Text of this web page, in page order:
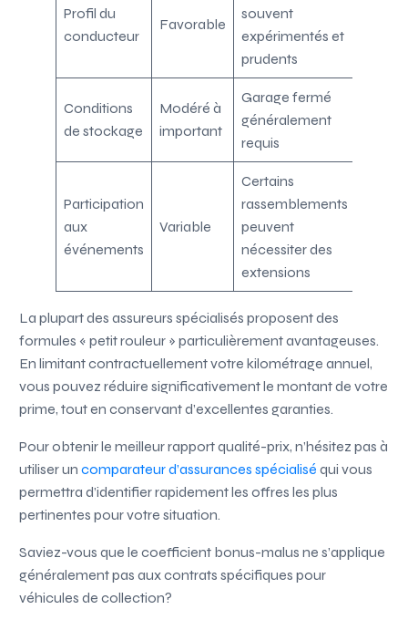
Profil du
conducteur
Favorable
souvent
expérimentés et
prudents
Conditions
de stockage
Modéré à
important
Garage fermé
généralement
requis
Participation
aux
événements
Variable
Certains
rassemblements
peuvent
nécessiter des
extensions
La plupart des assureurs spécialisés proposent des
formules « petit rouleur » particulièrement avantageuses.
En limitant contractuellement votre kilométrage annuel,
vous pouvez réduire significativement le montant de votre
prime, tout en conservant d’excellentes garanties.
Pour obtenir le meilleur rapport qualité-prix, n’hésitez pas à
utiliser uncomparateur d’assurances spécialisé qui vous
permettra d’identifier rapidement les offres les plus
pertinentes pour votre situation.
Saviez-vous que le coefficient bonus-malus ne s’applique
généralement pas aux contrats spécifiques pour
véhicules de collection?